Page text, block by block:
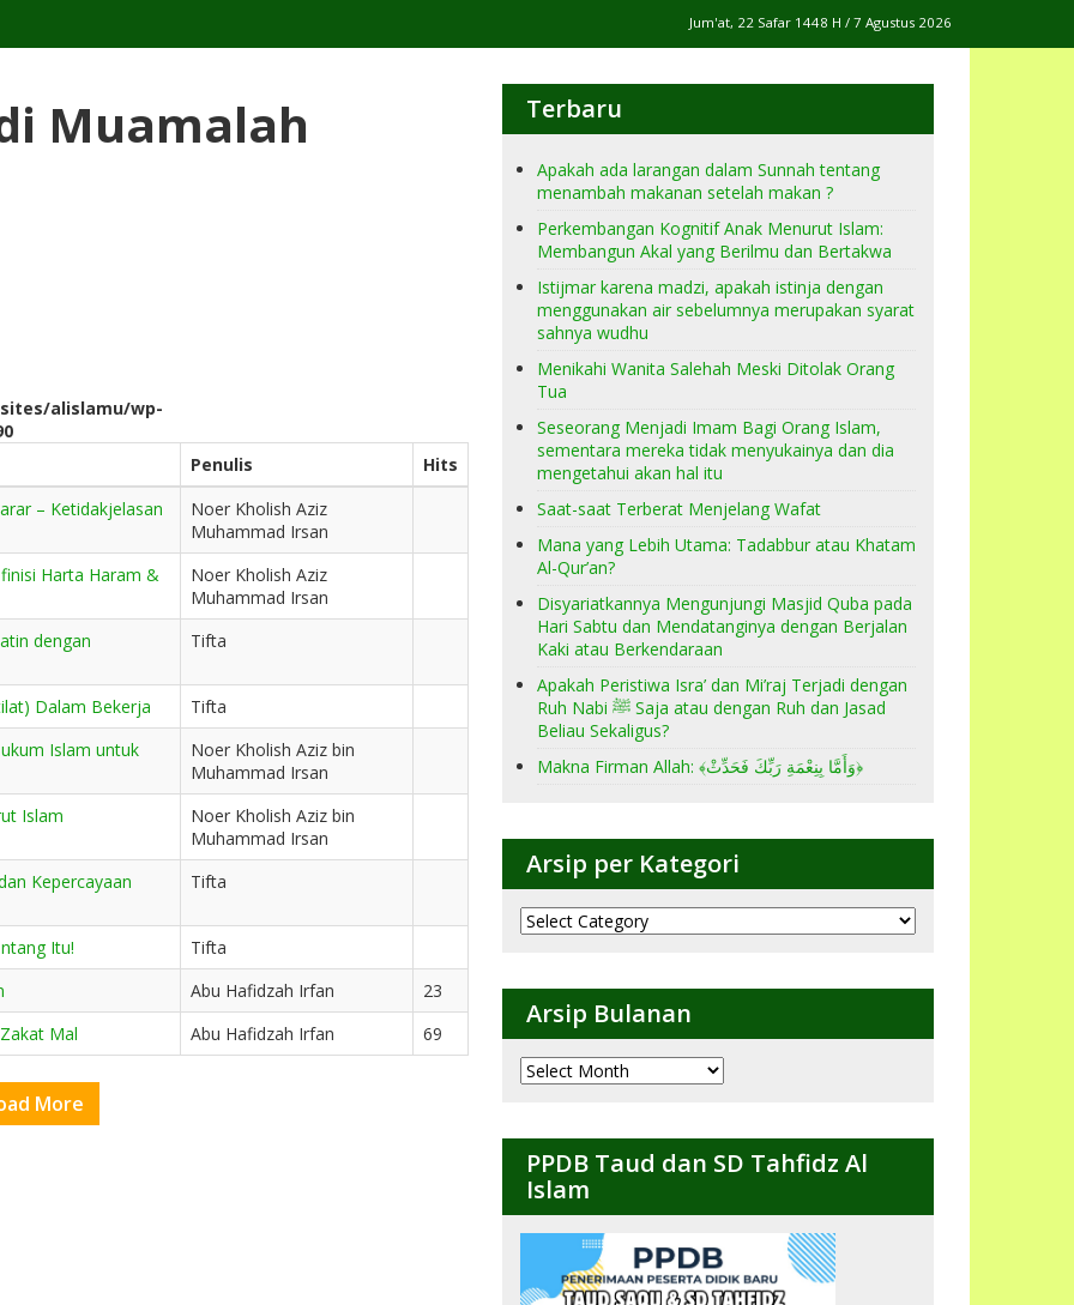
Jum'at, 22 Safar 1448 H / 7 Agustus 2026
Muamalah
alislamu/wp-
Penulis
Hits
– Ketidakjelasan
Noer Kholish Aziz
Muhammad Irsan
Harta Haram &
Noer Kholish Aziz
Muhammad Irsan
Tifta
Dalam Bekerja
Tifta
Islam untuk
Noer Kholish Aziz bin
Muhammad Irsan
Islam
Noer Kholish Aziz bin
Muhammad Irsan
Kepercayaan
Tifta
Itu!
Tifta
Abu Hafidzah Irfan
23
Mal
Abu Hafidzah Irfan 69
More
Terbaru
Apakah ada larangan dalam Sunnah tentang
menambah makanan setelah makan ?
Perkembangan Kognitif Anak Menurut Islam:
Membangun Akal yang Berilmu dan Bertakwa
Istijmar karena madzi, apakah istinja dengan
menggunakan air sebelumnya merupakan syarat
sahnya wudhu
Menikahi Wanita Salehah Meski Ditolak Orang
Tua
Seseorang Menjadi Imam Bagi Orang Islam,
sementara mereka tidak menyukainya dan dia
mengetahui akan hal itu
Saat-saat Terberat Menjelang Wafat
Mana yang Lebih Utama: Tadabbur atau Khatam
Al-Qur’an?
Disyariatkannya Mengunjungi Masjid Quba pada
Hari Sabtu dan Mendatanginya dengan Berjalan
Kaki atau Berkendaraan
Apakah Peristiwa Isra’ dan Mi’raj Terjadi dengan
Ruh Nabi ﷺ Saja atau dengan Ruh dan Jasad
Beliau Sekaligus?
Makna Firman Allah: ﴾وَأَمَّا بِنِعْمَةِ رَبِّكَ فَحَدِّثْ﴿
Arsip per Kategori
Arsip
per
Arsip Bulanan
Arsip
Bulanan
PPDB Taud dan SD Tahfidz Al
Islam